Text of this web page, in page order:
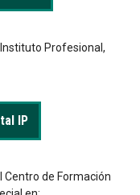
Profesional,
IP
Centro de Formación